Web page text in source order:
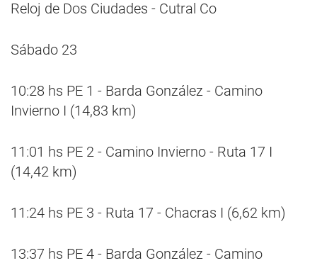
Reloj de Dos Ciudades - Cutral Co
Sábado 23
10:28 hs PE 1 - Barda González - Camino
Invierno I (14,83 km)
11:01 hs PE 2 - Camino Invierno - Ruta 17 I
(14,42 km)
11:24 hs PE 3 - Ruta 17 - Chacras I (6,62 km)
13:37 hs PE 4 - Barda González - Camino